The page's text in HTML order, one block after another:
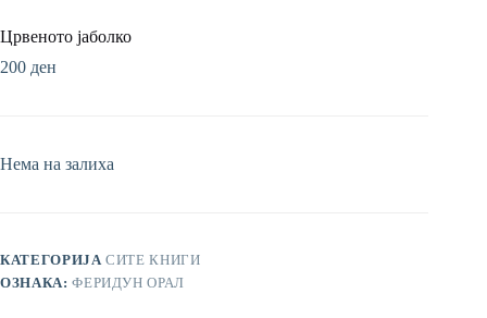
Црвеното јаболко
200 ден
Нема на залиха
КАТЕГОРИЈАСИТЕ КНИГИ
ОЗНАКА:ФЕРИДУН ОРАЛ